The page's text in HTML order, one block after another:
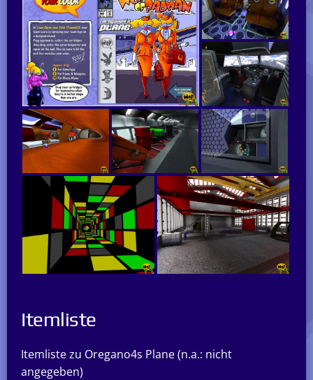
Itemliste
Itemliste zu Oregano4s Plane (n.a.: nicht
angegeben)